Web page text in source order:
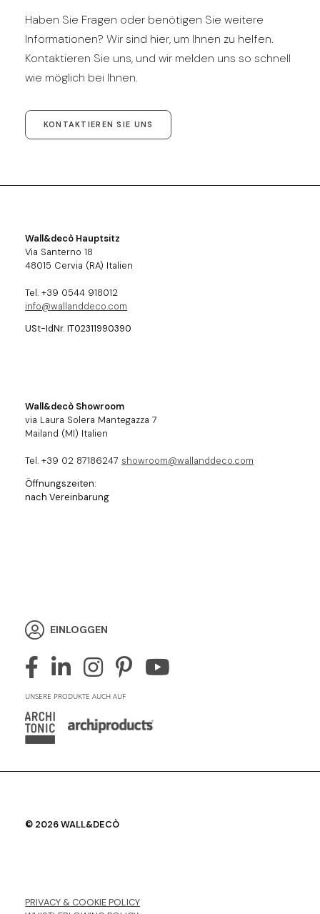
Haben Sie Fragen oder benötigen Sie weitere
Informationen? Wir sind hier, um Ihnen zu helfen.
Kontaktieren Sie uns, und wir melden uns so schnell
wie möglich bei Ihnen.
KONTAKTIEREN SIE UNS
Wall&decò Hauptsitz
Via Santerno 18
48015 Cervia (RA) Italien
Tel. +39 0544 918012
info@wallanddeco.com
USt-IdNr. IT02311990390
Wall&decò Showroom
via Laura Solera Mantegazza 7
Mailand (MI) Italien
Tel. +39 02 87186247 showroom@wallanddeco.com
Öffnungszeiten:
nach Vereinbarung
EINLOGGEN
UNSERE PRODUKTE AUCH AUF
© 2026 WALL&DECÒ
PRIVACY & COOKIE POLICY